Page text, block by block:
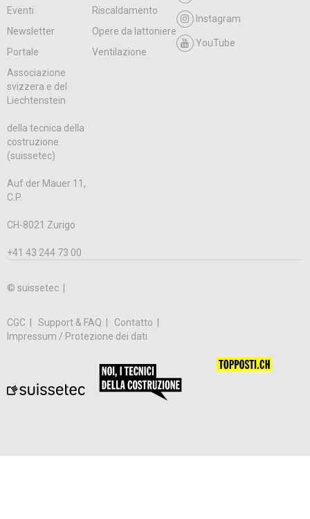
Eventi
Riscaldamento
Newsletter
Opere da lattoniere
Portale
Ventilazione
Instagram
YouTube
Associazione
svizzera e del
Liechtenstein
della tecnica della
costruzione
(suissetec)
Auf der Mauer 11,
C.P.
CH-8021 Zurigo
+41 43 244 73 00
© suissetec |
CGC Support & FAQ
Contatto
Impressum / Protezione dei dati